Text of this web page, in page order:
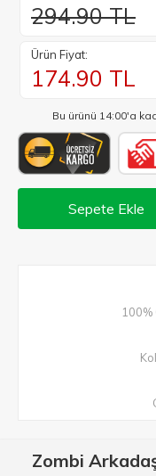
294.90 TL
Ürün Fiyat:
174.90 TL
Bu ürünü 14:00'a
Sepete Ekle
Zombi